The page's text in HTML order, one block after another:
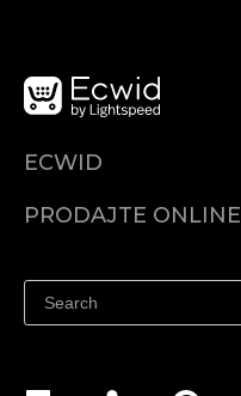
ECWID
PRODAJTE ONLINE